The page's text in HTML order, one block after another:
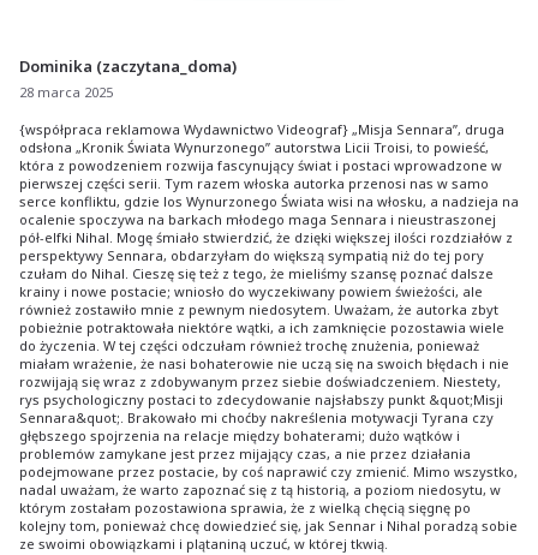
Dominika (zaczytana_doma)
28 marca 2025
{współpraca reklamowa Wydawnictwo Videograf} „Misja Sennara”, druga
odsłona „Kronik Świata Wynurzonego” autorstwa Licii Troisi, to powieść,
która z powodzeniem rozwija fascynujący świat i postaci wprowadzone w
pierwszej części serii. Tym razem włoska autorka przenosi nas w samo
serce konfliktu, gdzie los Wynurzonego Świata wisi na włosku, a nadzieja na
ocalenie spoczywa na barkach młodego maga Sennara i nieustraszonej
pół-elfki Nihal. Mogę śmiało stwierdzić, że dzięki większej ilości rozdziałów z
perspektywy Sennara, obdarzyłam do większą sympatią niż do tej pory
czułam do Nihal. Cieszę się też z tego, że mieliśmy szansę poznać dalsze
krainy i nowe postacie; wniosło do wyczekiwany powiem świeżości, ale
również zostawiło mnie z pewnym niedosytem. Uważam, że autorka zbyt
pobieżnie potraktowała niektóre wątki, a ich zamknięcie pozostawia wiele
do życzenia. W tej części odczułam również trochę znużenia, ponieważ
miałam wrażenie, że nasi bohaterowie nie uczą się na swoich błędach i nie
rozwijają się wraz z zdobywanym przez siebie doświadczeniem. Niestety,
rys psychologiczny postaci to zdecydowanie najsłabszy punkt &quot;Misji
Sennara&quot;. Brakowało mi choćby nakreślenia motywacji Tyrana czy
głębszego spojrzenia na relacje między bohaterami; dużo wątków i
problemów zamykane jest przez mijający czas, a nie przez działania
podejmowane przez postacie, by coś naprawić czy zmienić. Mimo wszystko,
nadal uważam, że warto zapoznać się z tą historią, a poziom niedosytu, w
którym zostałam pozostawiona sprawia, że z wielką chęcią sięgnę po
kolejny tom, ponieważ chcę dowiedzieć się, jak Sennar i Nihal poradzą sobie
ze swoimi obowiązkami i plątaniną uczuć, w której tkwią.